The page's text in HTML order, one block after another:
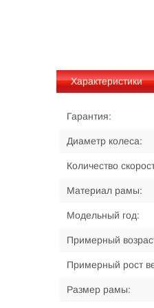
Характеристики
Гарантия:
Диаметр колеса:
Количество
Материал рамы:
Модельный год:
Примерный
Примерный рост
Размер рамы: